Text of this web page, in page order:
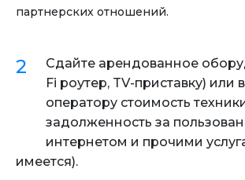
партнерских отношений.
Сдайте арендованное
Fi роутер, TV-приставку) или
оператору стоимость
задолженность за
интернетом и прочими
имеется).